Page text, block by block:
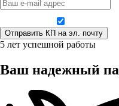
5 лет успешной работы
Ваш надежный